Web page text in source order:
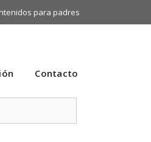
para padres
Contacto